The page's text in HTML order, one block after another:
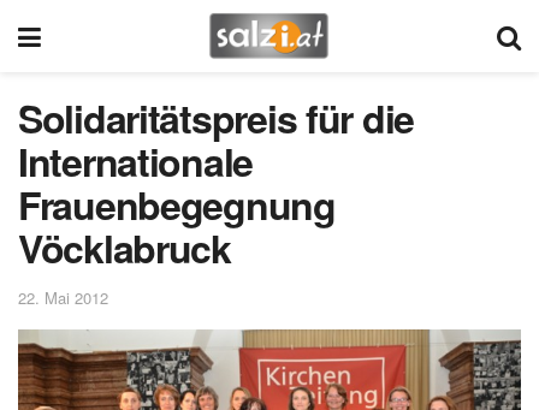
Solidaritätspreis für die
Internationale
Frauenbegegnung
Vöcklabruck
22. Mai 2012